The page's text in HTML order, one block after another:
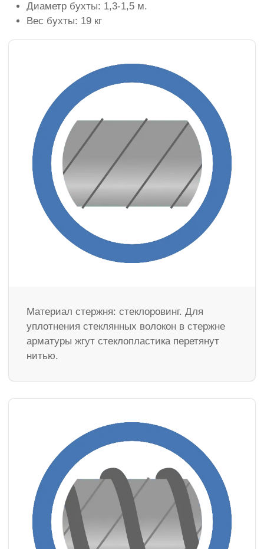
Диаметр бухты: 1,3-1,5 м.
Вес бухты: 19 кг
Материал стержня: стеклоровинг. Для
уплотнения стеклянных волокон в стержне
арматуры жгут стеклопластика перетянут
нитью.